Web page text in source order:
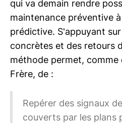
qui va demain rendre
maintenance préventive
prédictive. S'appuyant
concrètes et des retours
méthode permet, comme
Frère, de :
Repérer des signaux
couverts par les plans